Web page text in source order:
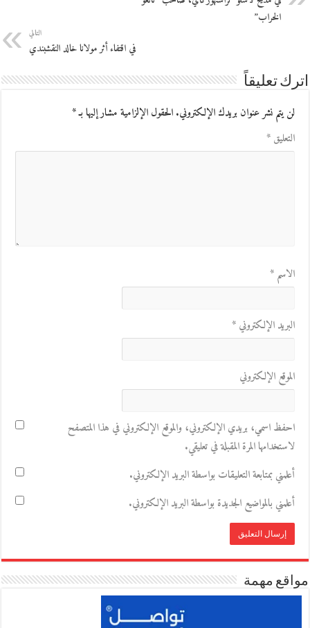
الخراب”
التالي
في اقتفاء أثر مولانا خالد النقشبندي
اترك تعليقاً
لن يتم نشر عنوان بريدك الإلكتروني.الحقول الإلزامية مشار إليها بـ*
التعليق*
الاسم*
البريد الإلكتروني*
الموقع الإلكتروني
احفظ اسمي، بريدي الإلكتروني، والموقع الإلكتروني في هذا المتصفح
لاستخدامها المرة المقبلة في تعليقي.
أعلمني بمتابعة التعليقات بواسطة البريد الإلكتروني.
أعلمني بالمواضيع الجديدة بواسطة البريد الإلكتروني.
مواقع مهمة